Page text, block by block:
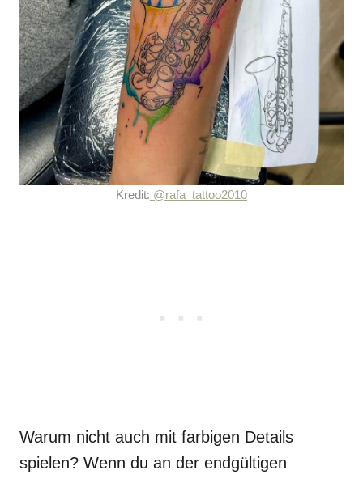
Kredit: @rafa_tattoo2010
Warum nicht auch mit farbigen Details
spielen? Wenn du an der endgültigen